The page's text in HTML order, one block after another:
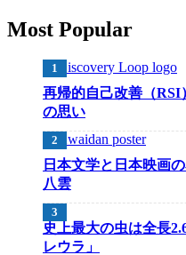
Most Popular
再帰的自己改善（
の思い
日本文学と日本映画
八雲
史上最大の虫は全長
レウラ」